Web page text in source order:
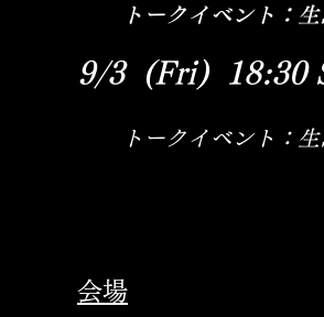
トークイベント：生
9/3 (Fri) 18:30
トークイベント：
会場​